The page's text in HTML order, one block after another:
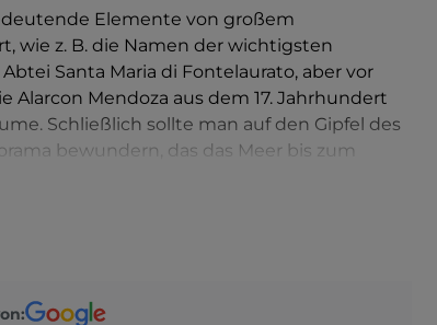
Elemente von großem
wie z. B. die Namen der wichtigsten
Santa Maria di Fontelaurato, aber vor
Alarcon Mendoza aus dem 17. Jahrhundert
Schließlich sollte man auf den Gipfel des
bewundern, das das Meer bis zum